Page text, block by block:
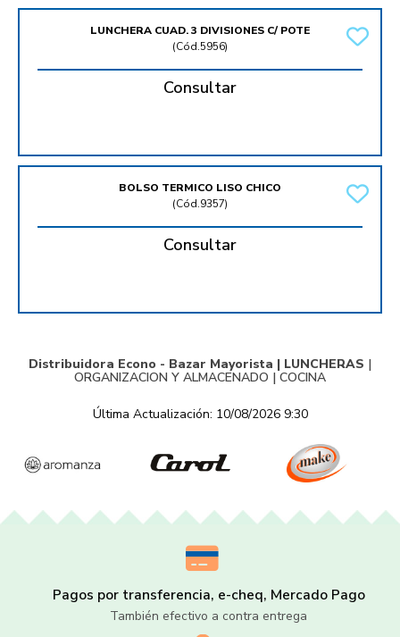
LUNCHERA CUAD. 3 DIVISIONES C/ POTE
(Cód.5956)
Consultar
BOLSO TERMICO LISO CHICO
(Cód.9357)
Consultar
Distribuidora Econo - Bazar Mayorista | LUNCHERAS |
ORGANIZACION Y ALMACENADO | COCINA
Última Actualización: 10/08/2026 9:30
Pagos por transferencia, e-cheq, Mercado Pago
También efectivo a contra entrega